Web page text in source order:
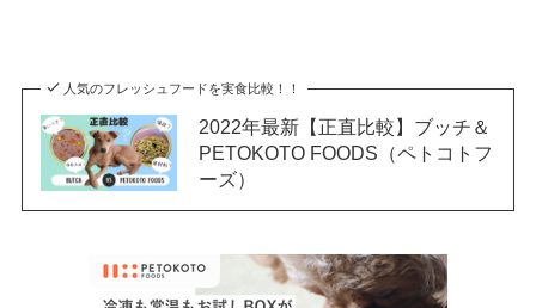
人気のフレッシュフードを実食比較！！
2022年最新【正直比較】ブッチ＆
PETOKOTO FOODS（ペトコトフ
ーズ）